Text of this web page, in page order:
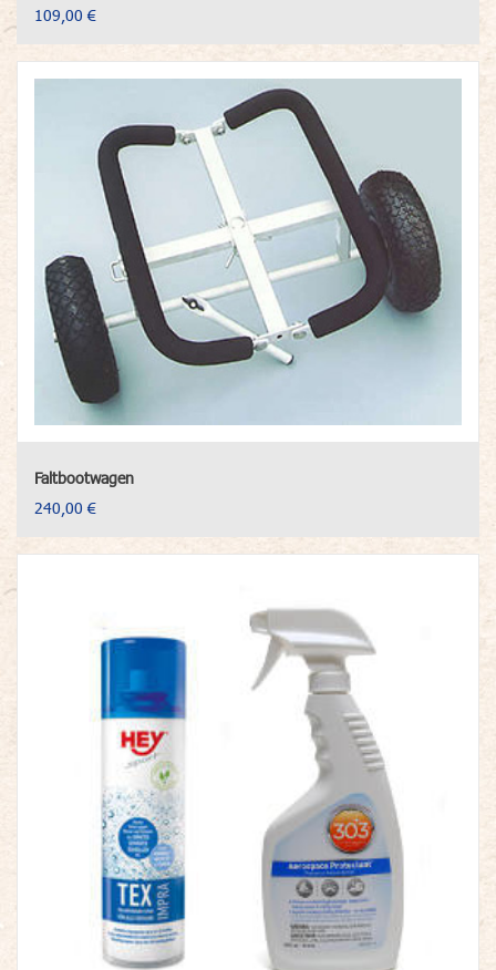
109,00 €
Faltbootwagen
240,00 €